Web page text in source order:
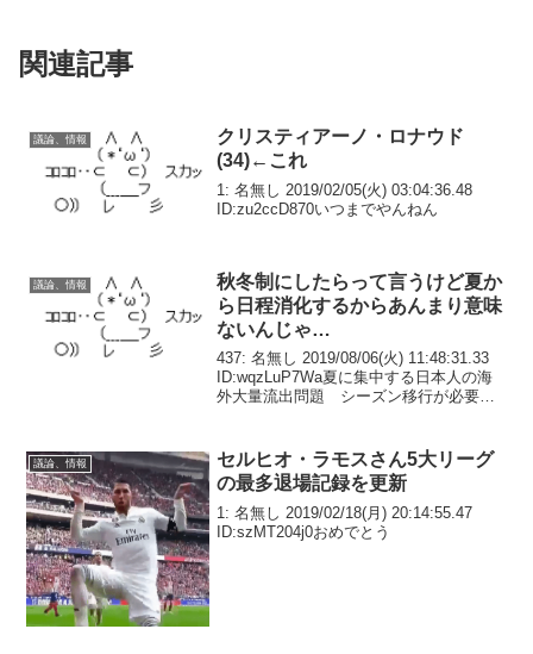
関連記事
議論、情報
クリスティアーノ・ロナウド
(34)←これ
1: 名無し 2019/02/05(火) 03:04:36.48
ID:zu2ccD870いつまでやんねん
議論、情報
秋冬制にしたらって言うけど夏か
ら日程消化するからあんまり意味
ないんじゃ…
437: 名無し 2019/08/06(火) 11:48:31.33
ID:wqzLuP7Wa夏に集中する日本人の海
外大量流出問題 シーズン移行が必要で
議論、情報
セルヒオ・ラモスさん5大リーグ
の最多退場記録を更新
1: 名無し 2019/02/18(月) 20:14:55.47
ID:szMT204j0おめでとう